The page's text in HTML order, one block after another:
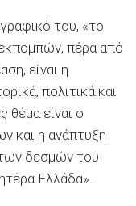
του, «το
πέρα από
είναι η
πολιτικά και
θέμα είναι ο
και η ανάπτυξη
δεσμών του
Ελλάδα».